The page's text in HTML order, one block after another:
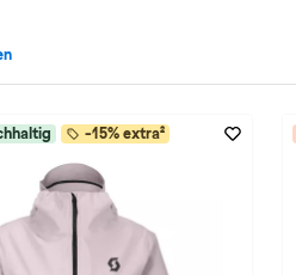
Damen entfernen
-15% extra²